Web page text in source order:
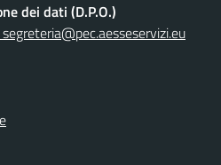
dei dati (D.P.O.)